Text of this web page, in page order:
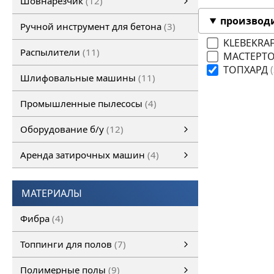
Ручной инструмент для бетона 3
Распылители 11
Шлифовальные машины 11
Промышленные пылесосы 4
Оборудование б/у 12
Аренда затирочных машин 4
МАТЕРИАЛЫ
Фибра 4
Топпинги для полов 7
Полимерные полы 9
ТОПХАРД